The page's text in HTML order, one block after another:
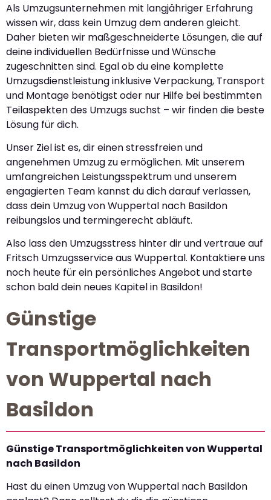
Als Umzugsunternehmen mit langjähriger Erfahrung
wissen wir, dass kein Umzug dem anderen gleicht.
Daher bieten wir maßgeschneiderte Lösungen, die auf
deine individuellen Bedürfnisse und Wünsche
zugeschnitten sind. Egal ob du eine komplette
Umzugsdienstleistung inklusive Verpackung, Transport
und Montage benötigst oder nur Hilfe bei bestimmten
Teilaspekten des Umzugs suchst – wir finden die beste
Lösung für dich.
Unser Ziel ist es, dir einen stressfreien und
angenehmen Umzug zu ermöglichen. Mit unserem
umfangreichen Leistungsspektrum und unserem
engagierten Team kannst du dich darauf verlassen,
dass dein Umzug von Wuppertal nach Basildon
reibungslos und termingerecht abläuft.
Also lass den Umzugsstress hinter dir und vertraue auf
Fritsch Umzugsservice aus Wuppertal. Kontaktiere uns
noch heute für ein persönliches Angebot und starte
schon bald dein neues Kapitel in Basildon!
Günstige
Transportmöglichkeiten
von Wuppertal nach
Basildon
Günstige Transportmöglichkeiten von Wuppertal
nach Basildon
Hast du einen Umzug von Wuppertal nach Basildon